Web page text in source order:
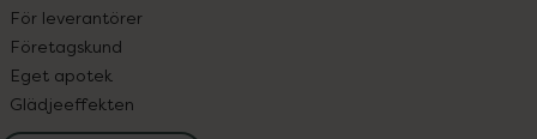
För leverantörer
Företagskund
Eget apotek
Glädjeeffekten